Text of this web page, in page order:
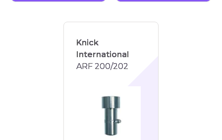
Knick
International
ARF 200/202